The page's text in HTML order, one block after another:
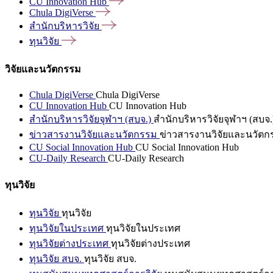
Chula DigiVerse
สำนักบริหารวิจัย
ทุนวิจัย
วิจัยและนวัตกรรม
Chula DigiVerse Chula DigiVerse
CU Innovation Hub CU Innovation Hub
สำนักบริหารวิจัยจุฬาฯ (สบจ.) สำนักบริหารวิจัยจุฬาฯ (สบจ
ข่าวสารงานวิจัยและนวัตกรรม ข่าวสารงานวิจัยและนวัตก
CU Social Innovation Hub CU Social Innovation Hub
CU-Daily Research CU-Daily Research
ทุนวิจัย
ทุนวิจัย ทุนวิจัย
ทุนวิจัยในประเทศ ทุนวิจัยในประเทศ
ทุนวิจัยต่างประเทศ ทุนวิจัยต่างประเทศ
ทุนวิจัย สบจ. ทุนวิจัย สบจ.